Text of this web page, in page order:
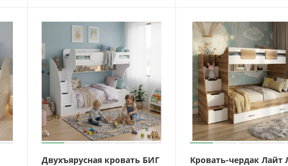
Двухъярусная кровать БИГ
Кровать-чердак Лайт